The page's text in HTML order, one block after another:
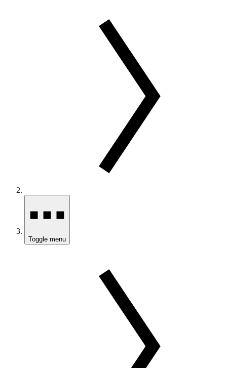
Toggle menu